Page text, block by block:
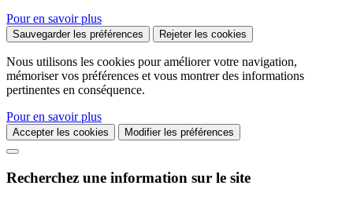
Pour en savoir plus
Sauvegarder les préférences Rejeter les cookies
Nous utilisons les cookies pour améliorer votre navigation,
mémoriser vos préférences et vous montrer des informations
pertinentes en conséquence.
Pour en savoir plus
Accepter les cookies Modifier les préférences
Recherchez une information sur le site